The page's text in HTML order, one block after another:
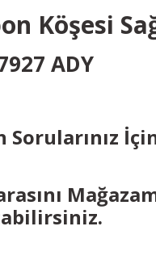
Köşesi
ADY